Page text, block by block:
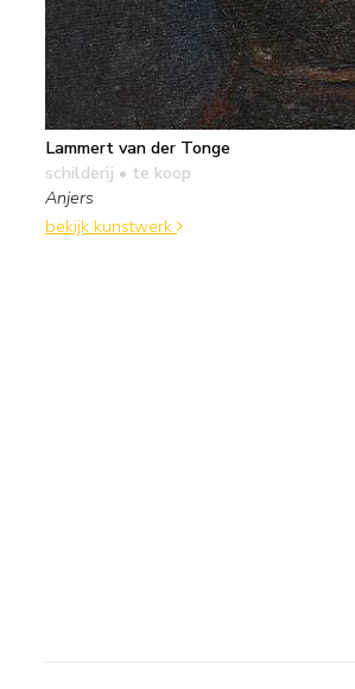
Lammert van der Tonge
schilderij • te koop
Anjers
bekijk kunstwerk